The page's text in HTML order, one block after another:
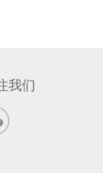
我们